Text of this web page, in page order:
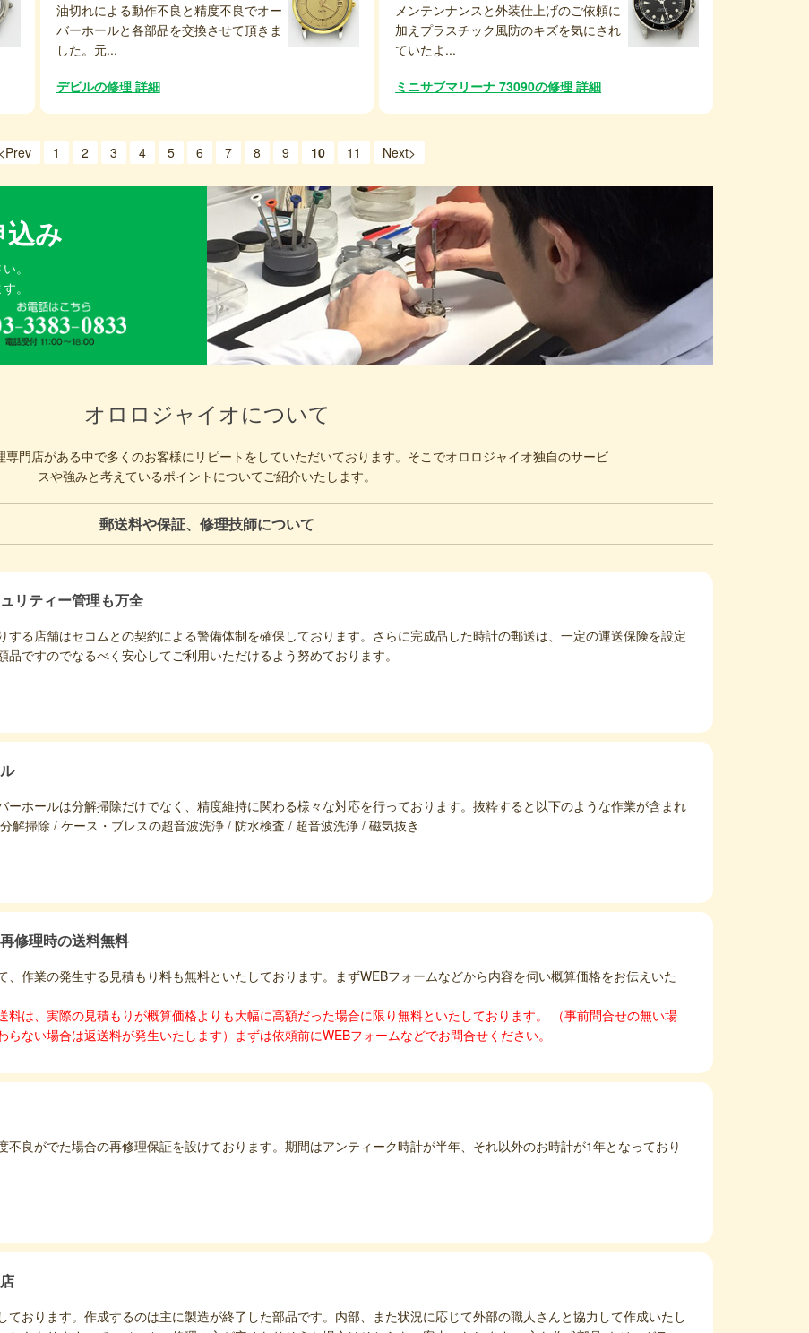
油切れによる動作不良と精度不良でオー
バーホールと各部品を交換させて頂きま
した。元...
デビルの修理 詳細
メンテンナンスと外装仕上げのご依頼に
加えプラスチック風防のキズを気にされ
ていたよ...
ミニサブマリーナ 73090の修理 詳細
<Prev 1 2 3 4 5 6 7 8 9 10 11 Next>
み
。
。
オロロジャイオについて
門店がある中で多くのお客様にリピートをしていただいております。そこでオロロジャイオ独自のサービ
スや強みと考えているポイントについてご紹介いたします。
郵送料や保証、修理技師について
リティー管理も万全
する店舗はセコムとの契約による警備体制を確保しております。さらに完成品した時計の郵送は、一定の運送保険を設定
品ですのでなるべく安心してご利用いただけるよう努めております。
ーホールは分解掃除だけでなく、精度維持に関わる様々な対応を行っております。抜粋すると以下のような作業が含まれ
解掃除 / ケース・ブレスの超音波洗浄 / 防水検査 / 超音波洗浄 / 磁気抜き
修理時の送料無料
、作業の発生する見積もり料も無料といたしております。まずWEBフォームなどから内容を伺い概算価格をお伝えいた
料は、実際の見積もりが概算価格よりも大幅に高額だった場合に限り無料といたしております。 （事前問合せの無い場
らない場合は返送料が発生いたします）まずは依頼前にWEBフォームなどでお問合せください。
不良がでた場合の再修理保証を設けております。期間はアンティーク時計が半年、それ以外のお時計が1年となっており
ております。作成するのは主に製造が終了した部品です。内部、また状況に応じて外部の職人さんと協力して作成いたし